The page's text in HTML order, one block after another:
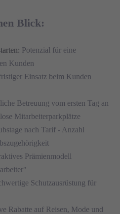
Blick:
Potenzial für eine
Kunden
Einsatz beim Kunden
Betreuung vom ersten Tag an
Mitarbeiterparkplätze
nach Tarif - Anzahl
Prämienmodell
Schutzausrüstung für
Rabatte auf Reisen, Mode und